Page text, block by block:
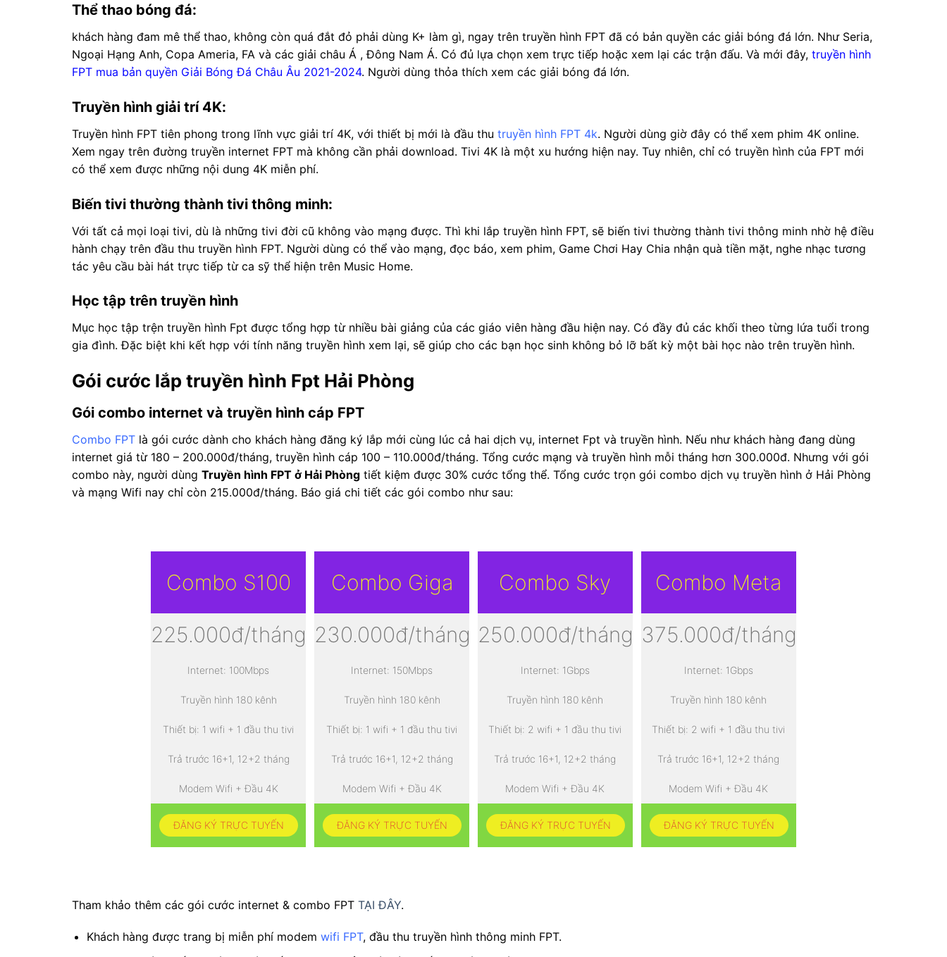
Thể thao bóng đá:
khách hàng đam mê thể thao, không còn quá đắt đỏ phải dùng K+ làm gì, ngay trên truyền hình FPT đã có bản quyền các giải bóng đá lớn. Như Seria,
Ngoại Hạng Anh, Copa Ameria, FA và các giải châu Á , Đông Nam Á. Có đủ lựa chọn xem trực tiếp hoặc xem lại các trận đấu. Và mới đây, truyền hình
FPT mua bản quyền Giải Bóng Đá Châu Âu 2021-2024. Người dùng thỏa thích xem các giải bóng đá lớn.
Truyền hình giải trí 4K:
Truyền hình FPT tiên phong trong lĩnh vực giải trí 4K, với thiết bị mới là đầu thu truyền hình FPT 4k. Người dùng giờ đây có thể xem phim 4K online.
Xem ngay trên đường truyền internet FPT mà không cần phải download. Tivi 4K là một xu hướng hiện nay. Tuy nhiên, chỉ có truyền hình của FPT mới
có thể xem được những nội dung 4K miễn phí.
Biến tivi thường thành tivi thông minh:
Với tất cả mọi loại tivi, dù là những tivi đời cũ không vào mạng được. Thì khi lắp truyền hình FPT, sẽ biến tivi thường thành tivi thông minh nhờ hệ điều
hành chạy trên đầu thu truyền hình FPT. Người dùng có thể vào mạng, đọc báo, xem phim, Game Chơi Hay Chia nhận quà tiền mặt, nghe nhạc tương
tác yêu cầu bài hát trực tiếp từ ca sỹ thể hiện trên Music Home.
Học tập trên truyền hình
Mục học tập trện truyền hình Fpt được tổng hợp từ nhiều bài giảng của các giáo viên hàng đầu hiện nay. Có đầy đủ các khối theo từng lứa tuổi trong
gia đình. Đặc biệt khi kết hợp với tính năng truyền hình xem lại, sẽ giúp cho các bạn học sinh không bỏ lỡ bất kỳ một bài học nào trên truyền hình.
Gói cước lắp truyền hình Fpt Hải Phòng
Gói combo internet và truyền hình cáp FPT
Combo FPT là gói cước dành cho khách hàng đăng ký lắp mới cùng lúc cả hai dịch vụ, internet Fpt và truyền hình. Nếu như khách hàng đang dùng
internet giá từ 180 – 200.000đ/tháng, truyền hình cáp 100 – 110.000đ/tháng. Tổng cước mạng và truyền hình mỗi tháng hơn 300.000đ. Nhưng với gói
combo này, người dùng Truyền hình FPT ở Hải Phòng tiết kiệm được 30% cước tổng thể. Tổng cước trọn gói combo dịch vụ truyền hình ở Hải Phòng
và mạng Wifi nay chỉ còn 215.000đ/tháng. Báo giá chi tiết các gói combo như sau:
Combo S100
225.000đ/tháng
Internet: 100Mbps
Truyền hình 180 kênh
Thiết bị: 1 wifi + 1 đầu thu tivi
Trả trước 16+1, 12+2 tháng
Modem Wifi + Đầu 4K
ĐĂNG KÝ TRỰC TUYẾN
Combo Giga
230.000đ/tháng
Internet: 150Mbps
Truyền hình 180 kênh
Thiết bị: 1 wifi + 1 đầu thu tivi
Trả trước 16+1, 12+2 tháng
Modem Wifi + Đầu 4K
ĐĂNG KÝ TRỰC TUYẾN
Combo Sky
250.000đ/tháng
Internet: 1Gbps
Truyền hình 180 kênh
Thiết bị: 2 wifi + 1 đầu thu tivi
Trả trước 16+1, 12+2 tháng
Modem Wifi + Đầu 4K
ĐĂNG KÝ TRỰC TUYẾN
Combo Meta
375.000đ/tháng
Internet: 1Gbps
Truyền hình 180 kênh
Thiết bị: 2 wifi + 1 đầu thu tivi
Trả trước 16+1, 12+2 tháng
Modem Wifi + Đầu 4K
ĐĂNG KÝ TRỰC TUYẾN
Tham khảo thêm các gói cước internet & combo FPT TẠI ĐÂY.
Khách hàng được trang bị miễn phí modem wifi FPT, đầu thu truyền hình thông minh FPT.